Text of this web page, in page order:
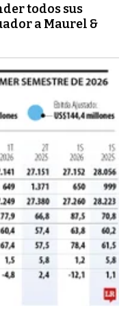
todos sus
a Maurel &